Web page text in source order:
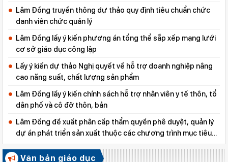
Lâm Đồng truyền thông dự thảo quy định tiêu chuẩn chức
danh viên chức quản lý
Lâm Đồng lấy ý kiến phương án tổng thể sắp xếp mạng lưới
cơ sở giáo dục công lập
Lấy ý kiến dự thảo Nghị quyết về hỗ trợ doanh nghiệp nâng
cao năng suất, chất lượng sản phẩm
Lâm Đồng lấy ý kiến chính sách hỗ trợ nhân viên y tế thôn, tổ
dân phố và cô đỡ thôn, bản
Lâm Đồng đề xuất phân cấp thẩm quyền phê duyệt, quản lý
dự án phát triển sản xuất thuộc các chương trình mục tiêu
quốc gia
Văn bản giáo dục